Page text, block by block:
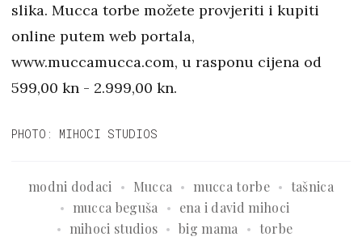
slika. Mucca torbe možete provjeriti i kupiti
online putem web portala,
www.muccamucca.com, u rasponu cijena od
599,00 kn - 2.999,00 kn.
PHOTO: MIHOCI STUDIOS
modni dodaci Mucca mucca torbe
tašnica
mucca beguša
ena i david mihoci
mihoci studios
big mama torbe